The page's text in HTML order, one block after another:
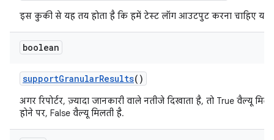
इस कुकी से यह तय होता है कि हमें टेस्ट लॉग आउटपुट करना चाहिए या
boolean
supportGranularResults()
अगर रिपोर्टर, ज़्यादा जानकारी वाले नतीजे दिखाता है, तो True वैल्यू
होने पर, False वैल्यू मिलती है.